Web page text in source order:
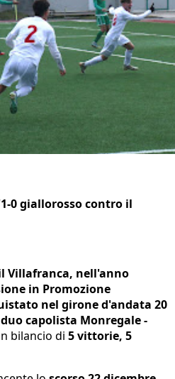
0 giallorosso contro il
Villafranca, nell'anno
in Promozione
nel girone d'andata 20
capolista Monregale -
bilancio di 5 vittorie, 5